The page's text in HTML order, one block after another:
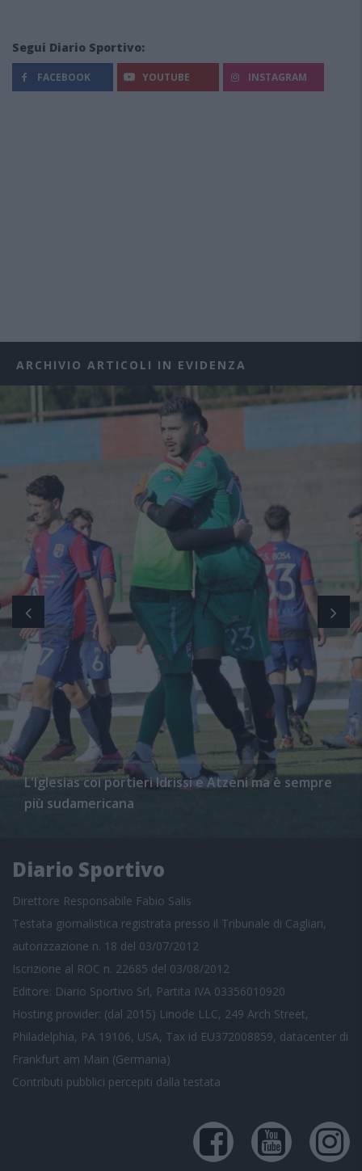
Segui Diario Sportivo:
FACEBOOK YOUTUBE INSTAGRAM
ARCHIVIO ARTICOLI IN EVIDENZA
L'Iglesias coi portieri Idrissi e Atzeni ma è sempre
più sudamericana
Diario Sportivo
Direttore Responsabile Fabio Salis
Testata giornalistica registrata presso il Tribunale di Cagliari,
autorizzazione n. 18 del 03/07/2012
Iscrizione al ROC n. 22685 del 03/08/2012
Editore: Diario Sportivo Srl, Partita IVA 03356010920
Hosting provider: (dal 2015) Linode LLC, 249 Arch Street,
Philadelphia, PA 19106, USA, Tax id EU372008859, datacenter di
Frankfurt am Main (Germania)
Contributi pubblici percepiti dalla testata